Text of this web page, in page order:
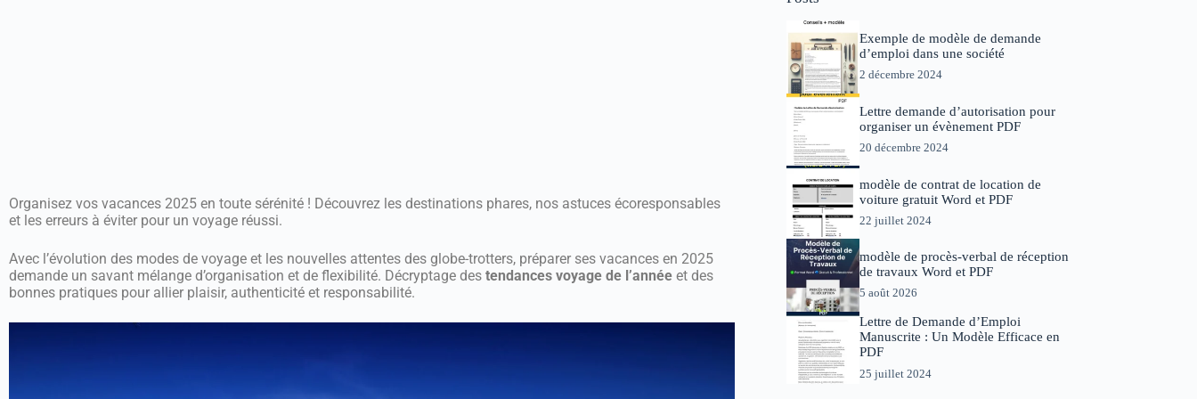
Organisez vos vacances 2025 en toute sérénité ! Découvrez les destinations phares, nos astuces écoresponsables
et les erreurs à éviter pour un voyage réussi.
Avec l’évolution des modes de voyage et les nouvelles attentes des globe-trotters, préparer ses vacances en 2025
demande un savant mélange d’organisation et de flexibilité. Décryptage des tendances voyage de l’année et des
bonnes pratiques pour allier plaisir, authenticité et responsabilité.
Exemple de modèle de demande
d’emploi dans une société
2 décembre 2024
Lettre demande d’autorisation pour
organiser un évènement PDF
20 décembre 2024
modèle de contrat de location de
voiture gratuit Word et PDF
22 juillet 2024
modèle de procès-verbal de réception
de travaux Word et PDF
5 août 2026
Lettre de Demande d’Emploi
Manuscrite : Un Modèle Efficace en
PDF
25 juillet 2024